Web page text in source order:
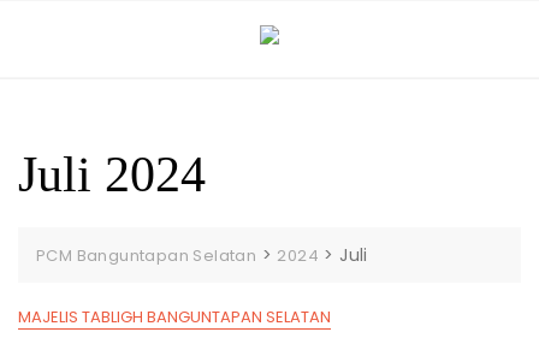
Juli 2024
PCM Banguntapan Selatan > 2024 > Juli
MAJELIS TABLIGH BANGUNTAPAN SELATAN